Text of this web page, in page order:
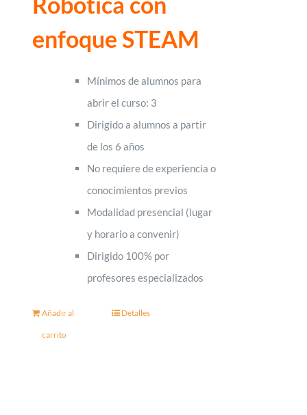
enfoque STEAM
Mínimos de alumnos para
abrir el curso: 3
Dirigido a alumnos a partir
de los 6 años
No requiere de experiencia o
conocimientos previos
Modalidad presencial (lugar
y horario a convenir)
Dirigido 100% por
profesores especializados
Añadir al
carrito
Detalles